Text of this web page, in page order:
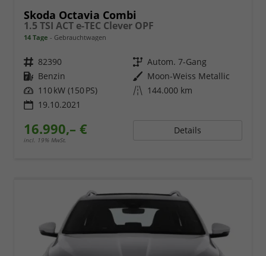
Skoda Octavia Combi
1.5 TSI ACT e-TEC Clever OPF
14 Tage Gebrauchtwagen
Fahrzeugnr. 82390 Getriebe Autom. 7-Gang
Kraftstoff Benzin Außenfarbe Moon-Weiss Metallic
Leistung 110 kW (150 PS) Kilometerstand 144.000 km
19.10.2021
16.990,– €
incl. 19% MwSt.
Details